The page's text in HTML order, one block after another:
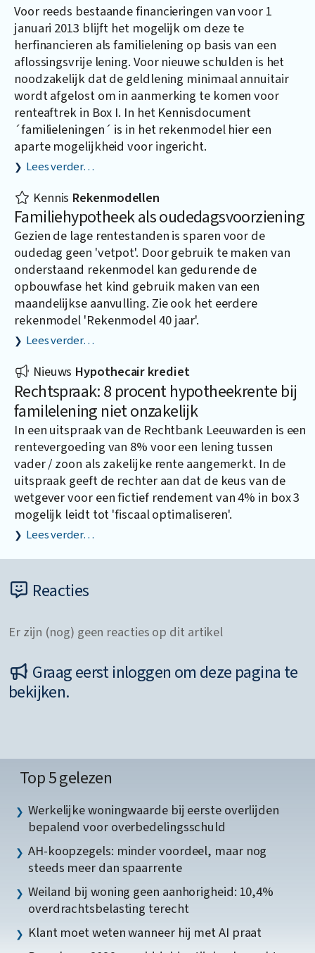
Voor reeds bestaande financieringen van voor 1
januari 2013 blijft het mogelijk om deze te
herfinancieren als familielening op basis van een
aflossingsvrije lening. Voor nieuwe schulden is het
noodzakelijk dat de geldlening minimaal annuitair
wordt afgelost om in aanmerking te komen voor
renteaftrek in Box I. In het Kennisdocument
´familieleningen´ is in het rekenmodel hier een
aparte mogelijkheid voor ingericht.
Lees verder…
Kennis Rekenmodellen
Familiehypotheek als oudedagsvoorziening
Gezien de lage rentestanden is sparen voor de
oudedag geen 'vetpot'. Door gebruik te maken van
onderstaand rekenmodel kan gedurende de
opbouwfase het kind gebruik maken van een
maandelijkse aanvulling. Zie ook het eerdere
rekenmodel 'Rekenmodel 40 jaar'.
Lees verder…
Nieuws Hypothecair krediet
Rechtspraak: 8 procent hypotheekrente bij
familelening niet onzakelijk
In een uitspraak van de Rechtbank Leeuwarden is een
rentevergoeding van 8% voor een lening tussen
vader / zoon als zakelijke rente aangemerkt. In de
uitspraak geeft de rechter aan dat de keus van de
wetgever voor een fictief rendement van 4% in box 3
mogelijk leidt tot 'fiscaal optimaliseren'.
Lees verder…
Reacties
Er zijn (nog) geen reacties op dit artikel
Graag eerst inloggen om deze pagina te
bekijken.
Top 5 gelezen
Werkelijke woningwaarde bij eerste overlijden
bepalend voor overbedelingsschuld
AH-koopzegels: minder voordeel, maar nog
steeds meer dan spaarrente
Weiland bij woning geen aanhorigheid: 10,4%
overdrachtsbelasting terecht
Klant moet weten wanneer hij met AI praat